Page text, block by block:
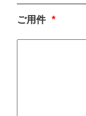
ご用件 *